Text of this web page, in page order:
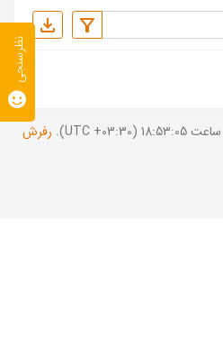
رفرش
نظرسنجی